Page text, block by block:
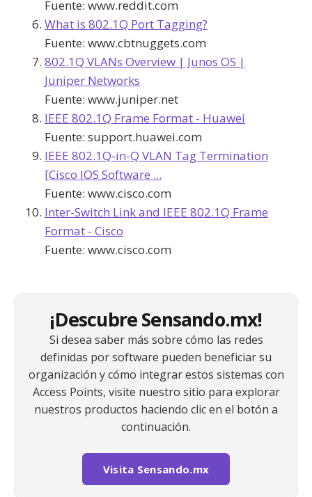
Fuente: www.reddit.com
What is 802.1Q Port Tagging?
Fuente: www.cbtnuggets.com
802.1Q VLANs Overview | Junos OS |
Juniper Networks
Fuente: www.juniper.net
IEEE 802.1Q Frame Format - Huawei
Fuente: support.huawei.com
IEEE 802.1Q-in-Q VLAN Tag Termination
[Cisco IOS Software ...
Fuente: www.cisco.com
Inter-Switch Link and IEEE 802.1Q Frame
Format - Cisco
Fuente: www.cisco.com
¡Descubre Sensando.mx!
Si desea saber más sobre cómo las redes
definidas por software pueden beneficiar su
organización y cómo integrar estos sistemas con
Access Points, visite nuestro sitio para explorar
nuestros productos haciendo clic en el botón a
continuación.
Visita Sensando.mx